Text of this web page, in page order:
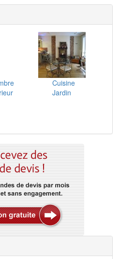
Cuisine
Jardin